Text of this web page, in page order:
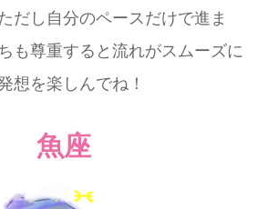
だし自分のペースだけで進ま
も尊重すると流れがスムーズに
想を楽しんでね！
魚座